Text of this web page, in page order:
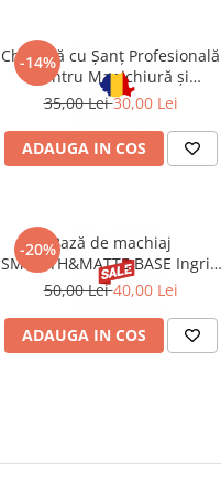
-14%
Chiuretă cu Șanț Profesională
pentru Manichiură și
Pedichiură C 2 mm CHIRA
35,00 Lei30,00 Lei
ADAUGA IN COS
-20%Bază de machiaj
SMOOTH&MATTE BASE Ingrid
30 ml
50,00 Lei40,00 Lei
ADAUGA IN COS